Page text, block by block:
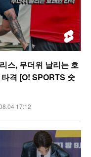
스, 무더위 날리는 호
격 [O! SPORTS 숏
17:12